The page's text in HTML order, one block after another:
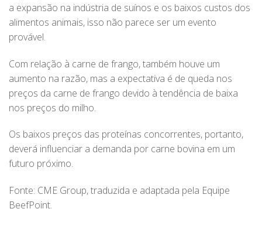
a expansão na indústria de suínos e os baixos custos dos
alimentos animais, isso não parece ser um evento
provável.
Com relação à carne de frango, também houve um
aumento na razão, mas a expectativa é de queda nos
preços da carne de frango devido à tendência de baixa
nos preços do milho.
Os baixos preços das proteínas concorrentes, portanto,
deverá influenciar a demanda por carne bovina em um
futuro próximo.
Fonte: CME Group, traduzida e adaptada pela Equipe
BeefPoint.